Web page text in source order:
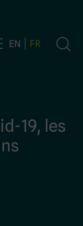
EN FR
19, les